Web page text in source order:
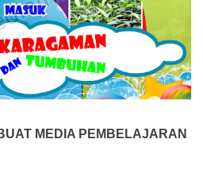
MEDIA PEMBELAJARAN